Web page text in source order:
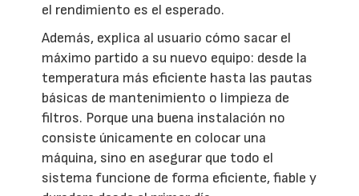
el rendimiento es el esperado.
Además, explica al usuario cómo sacar el
máximo partido a su nuevo equipo: desde la
temperatura más eficiente hasta las pautas
básicas de mantenimiento o limpieza de
filtros. Porque una buena instalación no
consiste únicamente en colocar una
máquina, sino en asegurar que todo el
sistema funcione de forma eficiente, fiable y